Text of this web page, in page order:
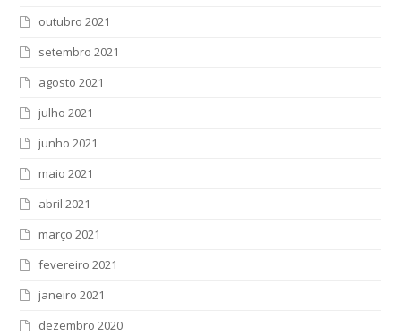
outubro 2021
setembro 2021
agosto 2021
julho 2021
junho 2021
maio 2021
abril 2021
março 2021
fevereiro 2021
janeiro 2021
dezembro 2020